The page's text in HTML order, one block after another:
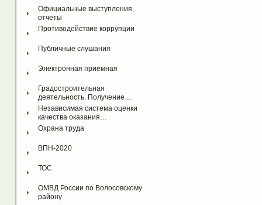
Официальные выступления,
отчеты
Противодействие коррупции
Публичные слушания
Электронная приемная
Градостроительная
деятельность. Получение…
Независимая система оценки
качества оказания…
Охрана труда
ВПН-2020
ТОС
ОМВД России по Волосовскому
району